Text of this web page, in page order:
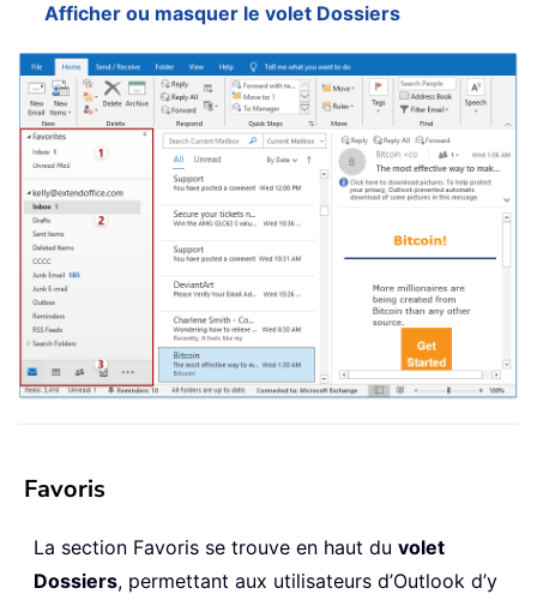
Afficher ou masquer le volet Dossiers
Favoris
La section Favoris se trouve en haut du volet
Dossiers, permettant aux utilisateurs d’Outlook d’y